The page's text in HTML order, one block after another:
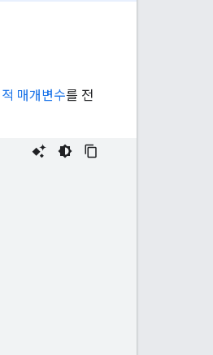
매개변수를 전